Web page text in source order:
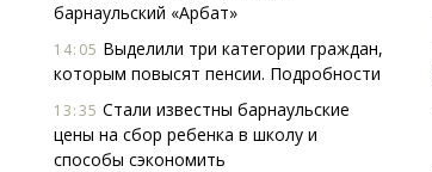
барнаульский «Арбат»
14:05 Выделили три категории граждан,
которым повысят пенсии. Подробности
13:35 Стали известны барнаульские
цены на сбор ребенка в школу и
способы сэкономить